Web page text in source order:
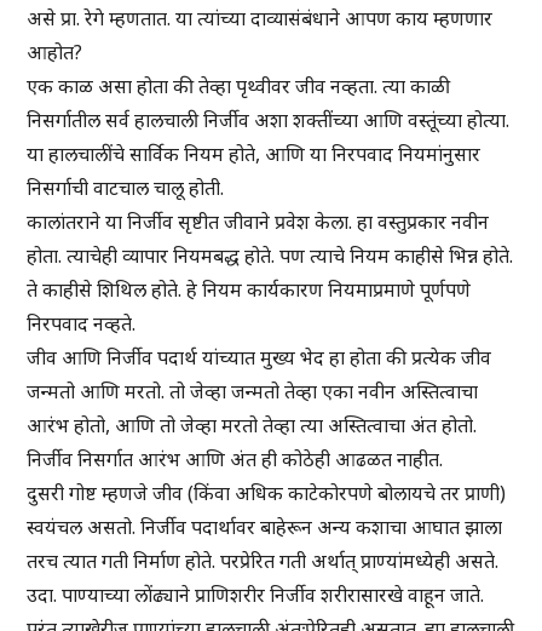
असे प्रा. रेगे म्हणतात. या त्यांच्या दाव्यासंबंधाने आपण काय म्हणणार
आहोत?
एक काळ असा होता की तेव्हा पृथ्वीवर जीव नव्हता. त्या काळी
निसर्गातील सर्व हालचाली निर्जीव अशा शक्तींच्या आणि वस्तूंच्या होत्या.
या हालचालींचे सार्विक नियम होते, आणि या निरपवाद नियमांनुसार
निसर्गाची वाटचाल चालू होती.
कालांतराने या निर्जीव सृष्टीत जीवाने प्रवेश केला. हा वस्तुप्रकार नवीन
होता. त्याचेही व्यापार नियमबद्ध होते. पण त्याचे नियम काहीसे भिन्न होते.
ते काहीसे शिथिल होते. हे नियम कार्यकारण नियमाप्रमाणे पूर्णपणे
निरपवाद नव्हते.
जीव आणि निर्जीव पदार्थ यांच्यात मुख्य भेद हा होता की प्रत्येक जीव
जन्मतो आणि मरतो. तो जेव्हा जन्मतो तेव्हा एका नवीन अस्तित्वाचा
आरंभ होतो, आणि तो जेव्हा मरतो तेव्हा त्या अस्तित्वाचा अंत होतो.
निर्जीव निसर्गात आरंभ आणि अंत ही कोठेही आढळत नाहीत.
दुसरी गोष्ट म्हणजे जीव (किंवा अधिक काटेकोरपणे बोलायचे तर प्राणी)
स्वयंचल असतो. निर्जीव पदार्थावर बाहेरून अन्य कशाचा आघात झाला
तरच त्यात गती निर्माण होते. परप्रेरित गती अर्थात् प्राण्यांमध्येही असते.
उदा. पाण्याच्या लोंढ्याने प्राणिशरीर निर्जीव शरीरासारखे वाहून जाते.